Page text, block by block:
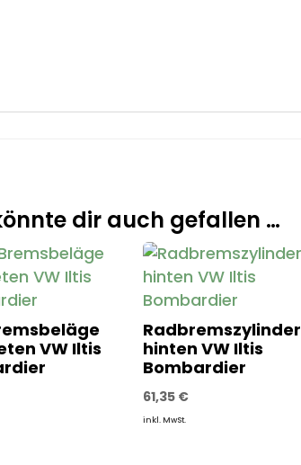
dir auch gefallen …
VW Iltis
Radbremszylinder
hinten VW Iltis
Bombardier
61,35 €
inkl. MwSt.